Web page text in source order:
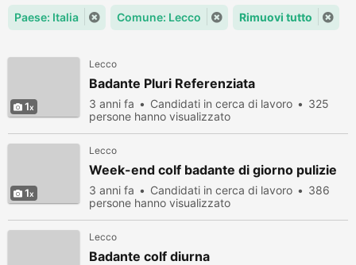
Paese: Italia Comune: Lecco Rimuovi tutto
1
Lecco
Badante Pluri Referenziata
3 anni fa Candidati in cerca di lavoro
325
persone hanno visualizzato
1
Lecco
Week-end colf badante di giorno pulizie
3 anni fa Candidati in cerca di lavoro
386
persone hanno visualizzato
Lecco
Badante colf diurna